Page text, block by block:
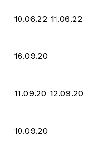
10.06.22 11.06.22
16.09.20
11.09.20 12.09.20
10.09.20